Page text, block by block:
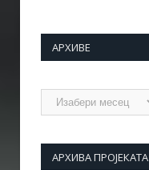
АРХИВЕ
Архиве
АРХИВА ПРОЈЕКАТА